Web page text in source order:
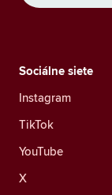
Sociálne siete
Instagram
TikTok
YouTube
X